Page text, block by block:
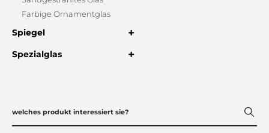
Farbige Ornamentglas
Spiegel +
Spezialglas +